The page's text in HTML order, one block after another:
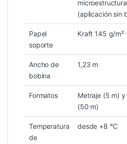
(aplicación sin
Papel
soporte
Kraft 145 g/m²
Ancho de
bobina
1,23 m
Formatos
Metraje (5 m)
(50 m)
Temperatura
de
desde +8 °C